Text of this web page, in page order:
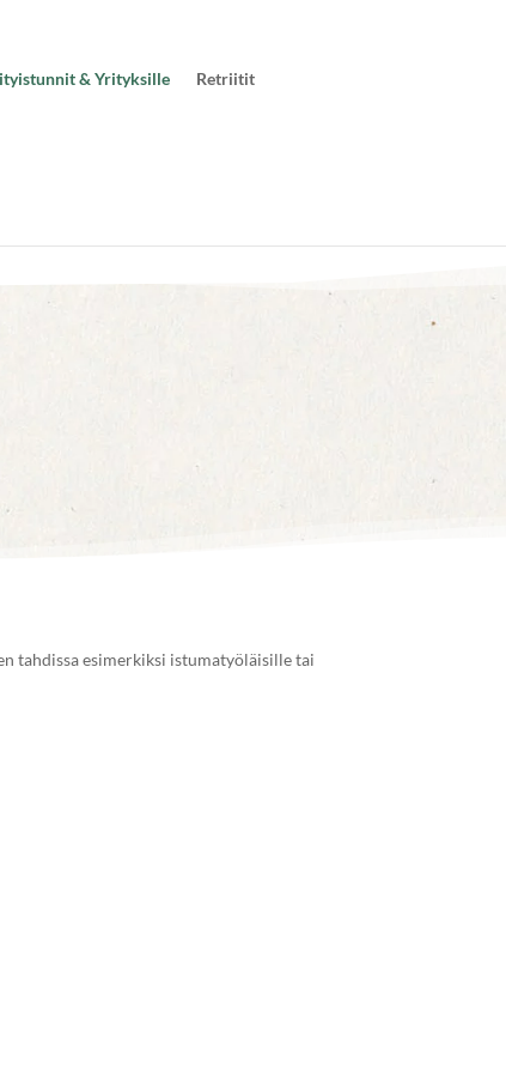
& Yrityksille Retriitit
tahdissa esimerkiksi istumatyöläisille tai